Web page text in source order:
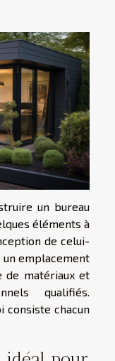
un bureau
éléments à
de celui-
emplacement
de matériaux et
qualifiés.
consiste chacun